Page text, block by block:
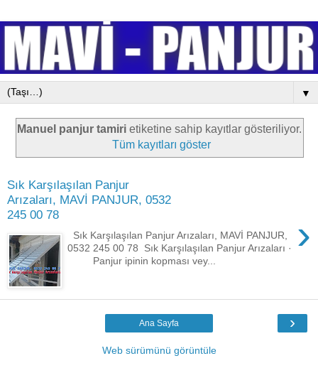
▼
Manuel panjur tamirietiketine sahip kayıtlar gösteriliyor.
Tüm kayıtları göster
Sık Karşılaşılan Panjur
Arızaları, MAVİ PANJUR, 0532
245 00 78
›
Sık Karşılaşılan Panjur Arızaları, MAVİ PANJUR,
0532 245 00 78 Sık Karşılaşılan Panjur Arızaları ·
Panjur ipinin kopması vey...
›
Ana Sayfa
Web sürümünü görüntüle